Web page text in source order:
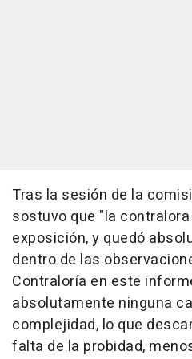
Tras la sesión de la
sostuvo que "la
exposición, y quedó
dentro de las
Contraloría en este
absolutamente ninguna
complejidad, lo que
falta de la probidad,